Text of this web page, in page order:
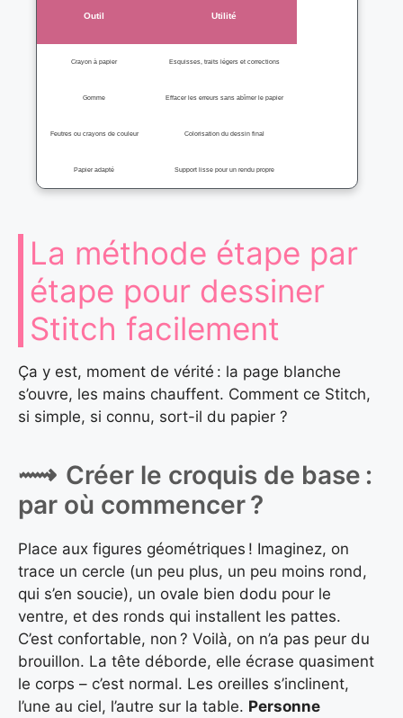
Outil Utilité
Crayon à papier Esquisses, traits légers et corrections
Gomme Effacer les erreurs sans abîmer le papier
Feutres ou crayons de couleur Colorisation du dessin final
Papier adapté Support lisse pour un rendu propre
La méthode étape par
étape pour dessiner
Stitch facilement
Ça y est, moment de vérité : la page blanche
s’ouvre, les mains chauffent. Comment ce Stitch,
si simple, si connu, sort-il du papier ?
Créer le croquis de base :
par où commencer ?
Place aux figures géométriques ! Imaginez, on
trace un cercle (un peu plus, un peu moins rond,
qui s’en soucie), un ovale bien dodu pour le
ventre, et des ronds qui installent les pattes.
C’est confortable, non ? Voilà, on n’a pas peur du
brouillon. La tête déborde, elle écrase quasiment
le corps – c’est normal. Les oreilles s’inclinent,
l’une au ciel, l’autre sur la table. Personne